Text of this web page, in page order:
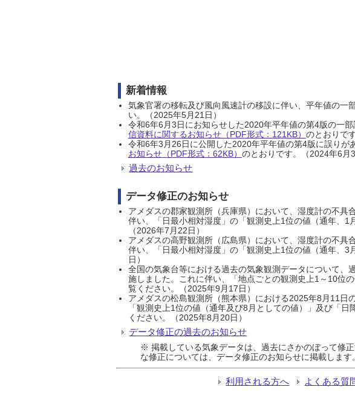
新着情報
気象官署の移転及び風向風速計の移設に伴い、平年値の一
い。（2025年5月21日）
令和6年6月3日にお知らせした2020年平年値の第4版の一
信資料に関するお知らせ（PDF形式：121KB） のとおりで
令和6年3月26日に公開した2020年平年値の第4版に誤り
お知らせ（PDF形式：62KB） のとおりです。（2024年6月3
過去のお知らせ
データ修正のお知らせ
アメダスの郡家観測所（兵庫県）において、湿度計の不
伴い、「日最小相対湿度」の「観測史上1位の値（通年、1
（2026年7月22日）
アメダスの高野観測所（広島県）において、湿度計の不
伴い、「日最小相対湿度」の「観測史上1位の値（通年、
日）
全国の気象台等における過去の気象観測データについて
施しました。これに伴い、「地点ごとの観測史上1～10位
覧ください。（2025年9月17日）
アメダスの松島観測所（熊本県）における2025年8月11日
「観測史上1位の値（通年及び8月としての値）」及び「
ください。（2025年8月20日）
データ修正の過去のお知らせ
※ 掲載している気象データは、過去にさかのぼって修
な修正については、データ修正のお知らせに掲載します。
利用される方へ よくある質